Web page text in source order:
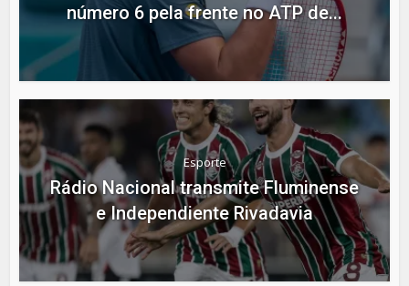
número 6 pela frente no ATP de...
Esporte
Rádio Nacional transmite Fluminense
e Independiente Rivadavia